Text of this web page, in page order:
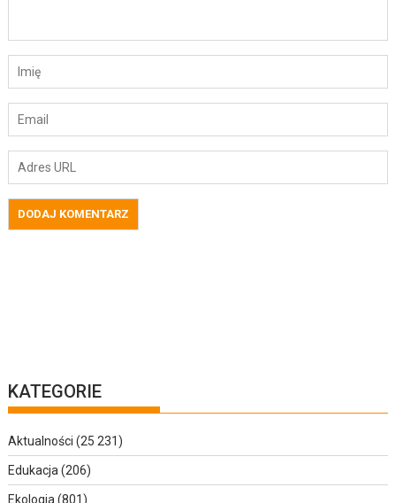
KATEGORIE
Aktualności (25 231)
Edukacja (206)
Ekologia (801)